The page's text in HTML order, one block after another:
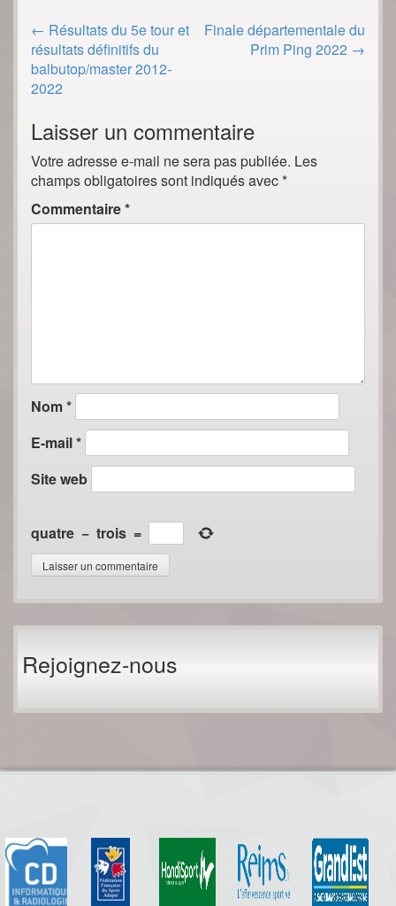
Post
navigation
← Résultats du 5e tour et
résultats définitifs du
balbutop/master 2012-
2022
Finale départementale du
Prim Ping 2022 →
Laisser un commentaire
Votre adresse e-mail ne sera pas publiée. Les
champs obligatoires sont indiqués avec*
Commentaire*
Nom*
E-mail*
Site web
quatre − trois =
Rejoignez-nous